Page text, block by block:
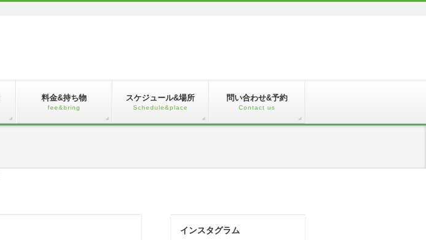
料金&持ち物
fee&bring
スケジュール&場所
Schedule&place
問い合わせ&予約
Contact us
インスタグラム